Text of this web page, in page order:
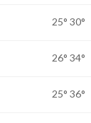
25° 30°
26° 34°
25° 36°